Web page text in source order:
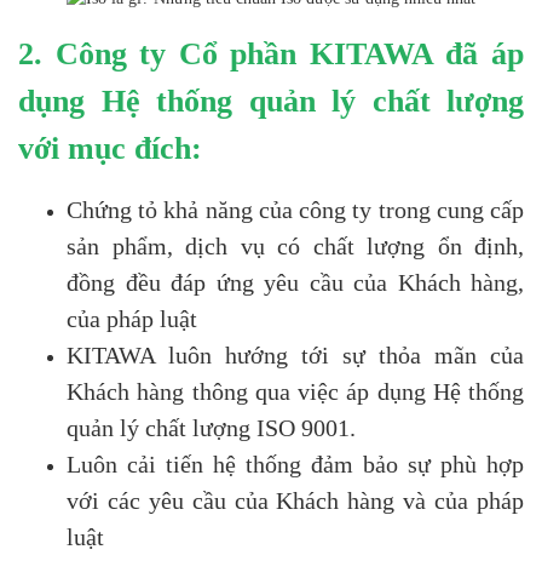
2. Công ty Cổ phần KITAWA đã áp
dụng Hệ thống quản lý chất lượng
với mục đích:
Chứng tỏ khả năng của công ty trong cung cấp
sản phẩm, dịch vụ có chất lượng ổn định,
đồng đều đáp ứng yêu cầu của Khách hàng,
của pháp luật
KITAWA luôn hướng tới sự thỏa mãn của
Khách hàng thông qua việc áp dụng Hệ thống
quản lý chất lượng ISO 9001.
Luôn cải tiến hệ thống đảm bảo sự phù hợp
với các yêu cầu của Khách hàng và của pháp
luật